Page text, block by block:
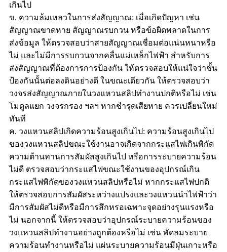
เกินไป
ข. ความล้มเหลวในการส่งสัญญาณ: เมื่อเกิดปัญหา เช่น
สัญญาณขาดหาย สัญญาณรบกวน หรือข้อผิดพลาดในการ
ส่งข้อมูล ให้ตรวจสอบว่าสายสัญญาณเชื่อมต่อแน่นหนาหรือ
ไม่ และไม่มีการรบกวนจากคลื่นแม่เหล็กไฟฟ้า สำหรับการ
ส่งสัญญาณที่ต้องการการป้องกัน ให้ตรวจสอบให้แน่ใจว่าชั้น
ป้องกันนั้นต่อลงดินอย่างดี ในขณะเดียวกัน ให้ตรวจสอบว่า
วงจรส่งสัญญาณภายในวงแหวนสลิปทำงานปกติหรือไม่ เช่น
โมดูลแยก วงจรกรอง ฯลฯ หากชำรุดเสียหาย ควรเปลี่ยนใหม่
ทันที
ค. วงแหวนสลิปเกิดความร้อนสูงเกินไป: ความร้อนสูงเกินไป
ของวงแหวนสลิปขณะใช้งานอาจเกิดจากกระแสไฟเกินพิกัด
ความต้านทานการสัมผัสสูงเกินไป หรือการระบายความร้อน
ไม่ดี ตรวจสอบว่ากระแสไฟขณะใช้งานของอุปกรณ์เกิน
กระแสไฟพิกัดของวงแหวนสลิปหรือไม่ หากกระแสไฟปกติ
ให้ตรวจสอบการสัมผัสระหว่างแปรงและวงแหวนนำไฟฟ้าว่า
มีการสัมผัสไม่ดีหรือมีการสึกหรอเฉพาะจุดอย่างรุนแรงหรือ
ไม่ นอกจากนี้ ให้ตรวจสอบว่าอุปกรณ์ระบายความร้อนของ
วงแหวนสลิปทำงานอย่างถูกต้องหรือไม่ เช่น พัดลมระบาย
ความร้อนทำงานหรือไม่ แผ่นระบายความร้อนมีฝุ่นเกาะหรือ